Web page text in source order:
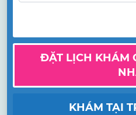
ĐẶT LỊCH KHÁM
KHÁM TẠI